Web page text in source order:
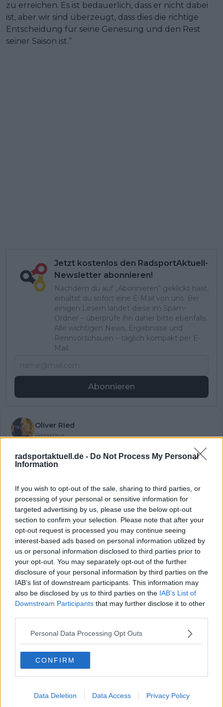
radsportaktuell.de - Do Not Process My Personal
Information
If you wish to opt-out of the sale, sharing to third parties, or
processing of your personal or sensitive information for
targeted advertising by us, please use the below opt-out
section to confirm your selection. Please note that after your
opt-out request is processed you may continue seeing
interest-based ads based on personal information utilized by
us or personal information disclosed to third parties prior to
your opt-out. You may separately opt-out of the further
disclosure of your personal information by third parties on the
IAB’s list of downstream participants. This information may
also be disclosed by us to third parties on the IAB’s List of
Downstream Participants that may further disclose it to other
Personal Data Processing Opt Outs
CONFIRM
Data Deletion Data Access Privacy Policy
zu erreichen. Es ist bedauerlich, dass er nicht dabei
ist, aber wir sind überzeugt, dass dies die richtige
Entscheidung für seine Genesung und den Rest
seiner Saison ist.“
Jetzt kostenlos den RadsportAktuell-
Newsletter abonnieren!
Nachdem du auf „Abonnieren“ geklickt hast,
erhältst du sofort eine E-Mail von uns. Bei
einigen Lesern landet diese im Spam-
Ordner – überprüfe ihn daher bitte ebenfalls.
Alle wichtigen News, Ergebnisse und
Rennvorschauen – täglich kompakt per E-
Mail.
Abonnieren
Oliver Ried
Redakteur
Radsportaktuell.de. Er berichtet dort über den
professionellen Radsport und begleitet das Geschehen
internationalen Rennen. Sein Schwerpunkt liegt auf
aktuellen Rennberichten, Einordnungen und
Hintergrundtexten, mit denen er sportliche
Entwicklungen im Peloton verständlich und präzise
erklärt. Bei großen Renntagen arbeitet er zudem mit
Live-Formaten, um das Geschehen fortlaufend zu
dokumentieren und zeitnah einzuordnen.
Oliver ist in Würzburg stationiert. Neben seiner
redaktionellen Arbeit ist er sportlich selbst aktiv und
bringt dadurch zusätzliche Praxisnähe in seine
Berichterstattung ein. Er studiert Grundschullehramt und
legt bei seinen Artikeln Wert auf sorgfältige
Quellenprüfung, klare Einordnung und verlässliche
Beiträge des Autors ansehen